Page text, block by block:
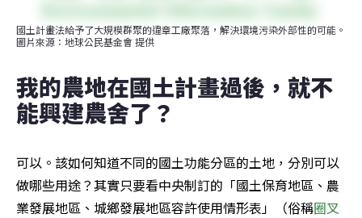
國土計畫法給予了大規模群聚的違章工廠聚落，解決環境污染外部性的可能。
圖片來源：地球公民基金會 提供
我的農地在國土計畫過後，就不
能興建農舍了？
可以。該如何知道不同的國土功能分區的土地，分別可以
做哪些用途？其實只要看中央制訂的「國土保育地區、農
業發展地區、城鄉發展地區容許使用情形表」（俗稱圈叉